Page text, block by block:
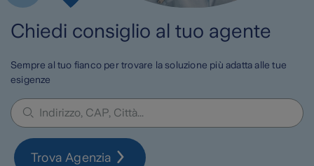
Chiedi consiglio al tuo agente
Sempre al tuo fianco per trovare la soluzione più adatta alle tue
esigenze
Trova Agenzia